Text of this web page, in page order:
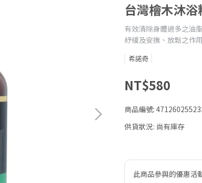
台灣檜木沐
有效清除身體過多之油
紓緩及安撫、放鬆之作
希諾奇
NT$580
商品編號:
供貨狀況: 尚有庫存
此商品參與的優惠活